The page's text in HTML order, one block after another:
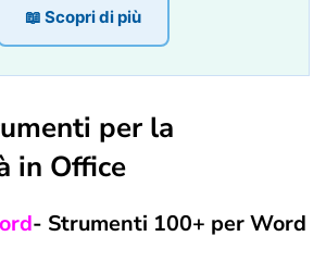
📖 Scopri di più
per la
in Office
- Strumenti 100+ per Word